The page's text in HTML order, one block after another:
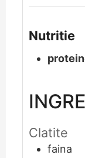
Nutritie
Clatite
faina